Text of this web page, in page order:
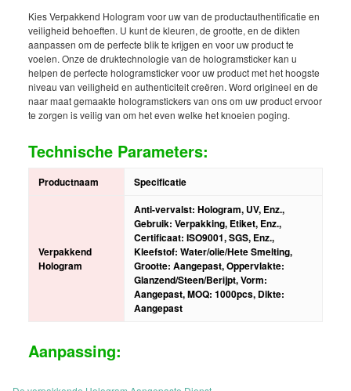
Kies Verpakkend Hologram voor uw van de productauthentificatie en
veiligheid behoeften. U kunt de kleuren, de grootte, en de dikten
aanpassen om de perfecte blik te krijgen en voor uw product te
voelen. Onze de druktechnologie van de hologramsticker kan u
helpen de perfecte hologramsticker voor uw product met het hoogste
niveau van veiligheid en authenticiteit creëren. Word origineel en de
naar maat gemaakte hologramstickers van ons om uw product ervoor
te zorgen is veilig van om het even welke het knoeien poging.
Technische Parameters:
Productnaam Specificatie
Verpakkend
Hologram
Anti-vervalst: Hologram, UV, Enz.,
Gebruik: Verpakking, Etiket, Enz.,
Certificaat: ISO9001, SGS, Enz.,
Kleefstof: Water/olie/Hete Smelting,
Grootte: Aangepast, Oppervlakte:
Glanzend/Steen/Berijpt, Vorm:
Aangepast, MOQ: 1000pcs, Dikte:
Aangepast
Aanpassing: